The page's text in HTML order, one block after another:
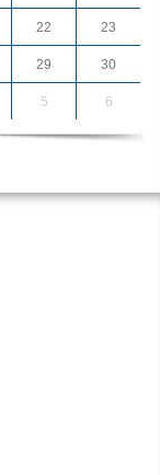
22 23
29 30
5 6